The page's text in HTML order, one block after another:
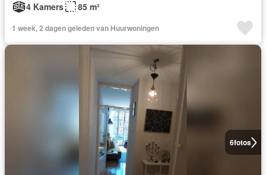
4 Kamers
85 m²
1 week, 2 dagen geleden van Huurwoningen
6fotos